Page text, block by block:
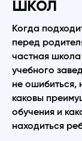
школ
Когда
перед
частная
учебного
не ошибиться,
каковы
обучения и
находиться